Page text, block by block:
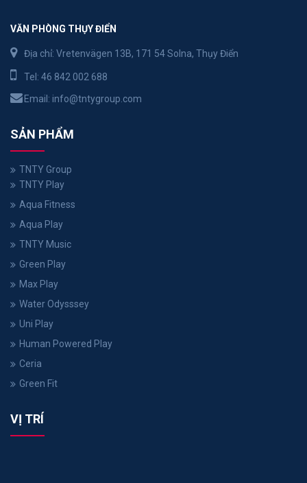
VĂN PHÒNG THỤY ĐIỂN
Địa chỉ: Vretenvägen 13B, 171 54 Solna, Thụy Điển
Tel: 46 842 002 688
Email: info@tntygroup.com
SẢN PHẨM
TNTY Group
TNTY Play
Aqua Fitness
Aqua Play
TNTY Music
Green Play
Max Play
Water Odysssey
Uni Play
Human Powered Play
Ceria
Green Fit
VỊ TRÍ